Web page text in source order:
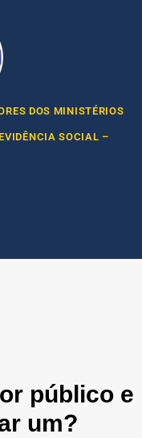
DOS MINISTÉRIOS
SOCIAL –
público e
um?